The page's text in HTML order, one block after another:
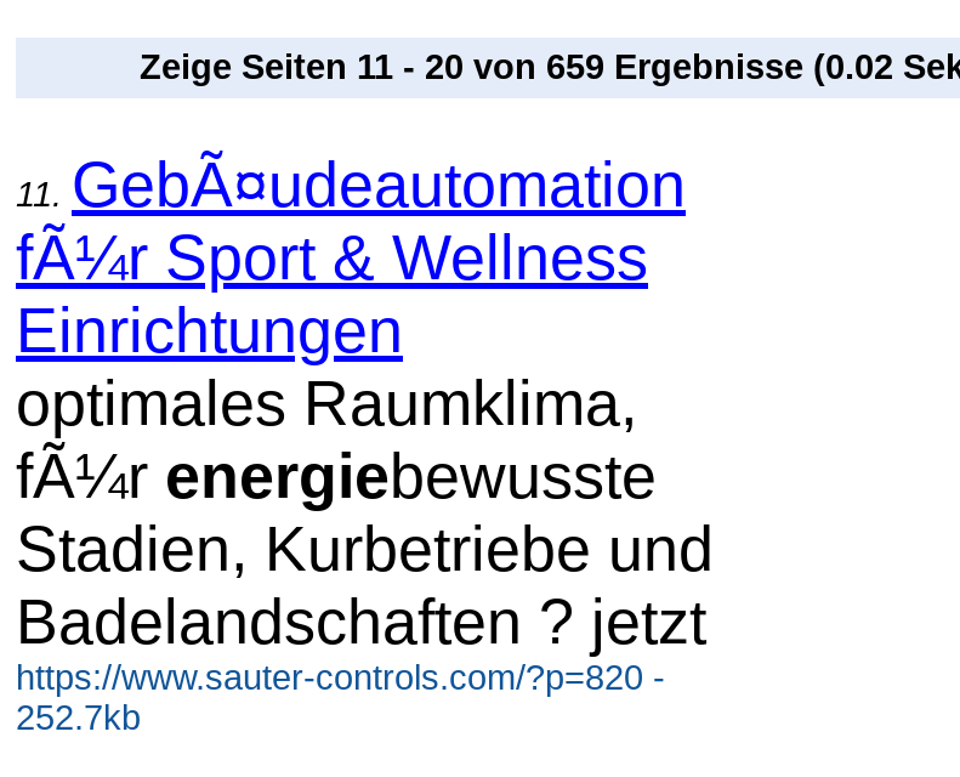
Zeige Seiten 11 - 20 von 659 Ergebnisse (0.02
11. GebÃ¤udeautomation
fÃ¼r Sport & Wellness
Einrichtungen
optimales Raumklima,
fÃ¼r energiebewusste
Stadien, Kurbetriebe und
Badelandschaften ? jetzt
https://www.sauter-controls.com/?p=820 -
252.7kb